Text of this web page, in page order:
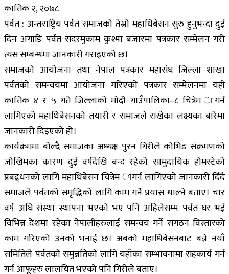
कात्तिक २, २०७८
पर्वत : अन्तराष्ट्रिय पर्वत समाजको तेस्रो महाधिबेसन सुरु हुनुभन्दा दुई
दिन अगाडि पर्वत सदरमुकाम कुश्मा बजारमा पत्रकार सम्मेलन गरी
त्यस सम्बन्धमा जानकारी गराइएको छ।
समाजको आयोजना तथा नेपाल पत्रकार महासंघ जिल्ला शाखा
पर्वतको समन्वयमा आयोजना गरिएको पत्रकार सम्मेलनमा यही
कात्तिक ४ र ५ गते जिल्लाको मोदी गाउँपालिका–८ चित्रेम ागर्न
लागिएको महाधिबेसनको तयारी र समाजले राखेका लक्ष्यका बारेमा
जानकारी दिइएको हो।
कार्यक्रममा बोल्दै समाजका अध्यक्ष पुरन गिरीले कोभिड संक्रमणको
जोखिमका कारण दुई वर्षदेखि बन्द रहेको सामुदायिक होमस्टेको
प्रबद्र्धनको लागि महाधिबेसन चित्रेम ागर्न लागिएको जानकारी दिँदै
समाजले पर्वतको समृद्धिको लागि काम गर्ने प्रयास थाल्ने बताए। चार
वर्ष अघि संस्था स्थापना भएको भए पनि अहिलेसम्म पर्वत घर भई
विभिन्न देशमा रहेका नेपालीहरुलाई समन्वय गर्ने संगठन विस्तारको
काम गरिएको उनको भनाई छ। अबको महाधिबेसनबाट बन्ने नयाँ
समितिले पर्वतको समुन्नतिको लागि यहाँका सम्भावनामा सहकार्य गर्न
गर्न आफूहरु लालयित भएको पनि गिरीले बताए।